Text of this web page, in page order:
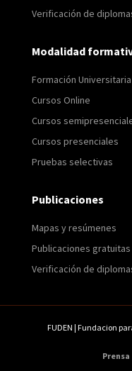
Verificación de
Modalidad
Formación
Cursos Online
Cursos
Cursos presenciales
Pruebas selectivas
Publicaciones
Mapas y resúmenes
Publicaciones gratuitas
Verificación de
FUDEN | Fundacion
Prensa